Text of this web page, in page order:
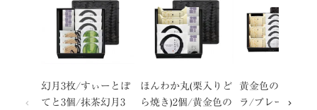
幻月3枚/すぃーとぽ
てと3個/抹茶幻月3
ほんわか丸(栗入りど
ら焼き)2個/黄金色の
黄金色の伝説(カ
ラ/プレーン)一